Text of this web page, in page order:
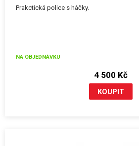
Prakctická police s háčky.
NA OBJEDNÁVKU
4 500 Kč